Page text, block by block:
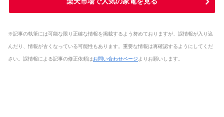
※記事の執筆には可能な限り正確な情報を掲載するよう努めておりますが、誤情報が入り込
んだり、情報が古くなっている可能性もあります。重要な情報は再確認するようにしてくだ
さい。誤情報による記事の修正依頼はお問い合わせページ よりお願いします。